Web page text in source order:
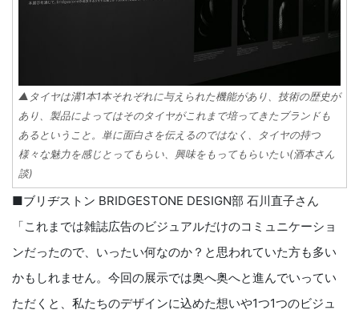
▲タイヤは溝1本1本それぞれに与えられた機能があり、技術の歴史が
あり、製品によってはそのタイヤがこれまで培ってきたブランドも
あるということ。単に面白さを伝えるのではなく、タイヤの持つ
様々な魅力を感じとってもらい、興味をもってもらいたい(酒本さん
談)
■ブリヂストン BRIDGESTONE DESIGN部 石川直子さん
「これまでは雑誌広告のビジュアルだけのコミュニケーショ
ンだったので、いったい何なのか？と思われていた方も多い
かもしれません。今回の展示では奥へ奥へと進んでいってい
ただくと、私たちのデザインに込めた想いや1つ1つのビジュ